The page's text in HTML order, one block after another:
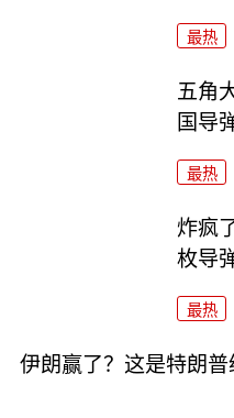
最热
五角
国导
最热
炸疯
枚导
最热
伊朗赢了？这是特朗普